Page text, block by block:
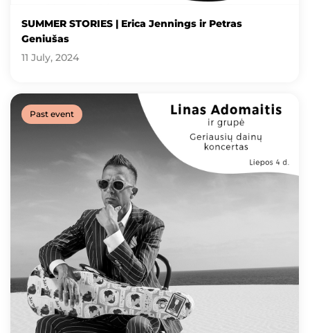
SUMMER STORIES | Erica Jennings ir Petras
Geniušas
11 July, 2024
Past event